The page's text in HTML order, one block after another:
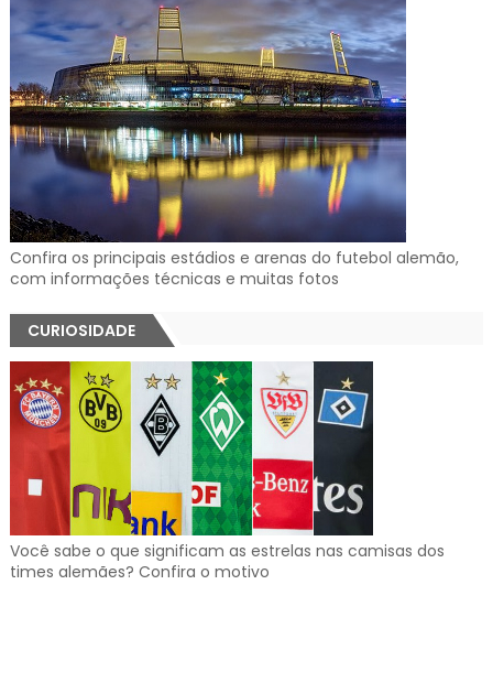
Confira os principais estádios e arenas do futebol alemão,
com informações técnicas e muitas fotos
CURIOSIDADE
Você sabe o que significam as estrelas nas camisas dos
times alemães? Confira o motivo